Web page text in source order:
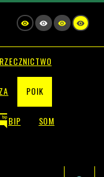
POIK
BIP SOM